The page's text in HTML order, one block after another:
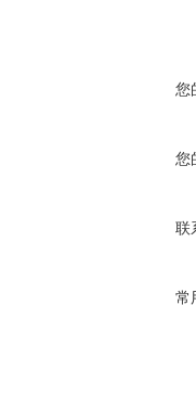
您
您
联
常